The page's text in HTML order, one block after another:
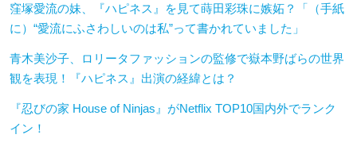
窪塚愛流の妹、『ハピネス』を見て蒔田彩珠に嫉妬？「（手紙
に）“愛流にふさわしいのは私”って書かれていました」
青木美沙子、ロリータファッションの監修で嶽本野ばらの世界
観を表現！『ハピネス』出演の経緯とは？
『忍びの家 House of Ninjas』がNetflix TOP10国内外でランク
イン！